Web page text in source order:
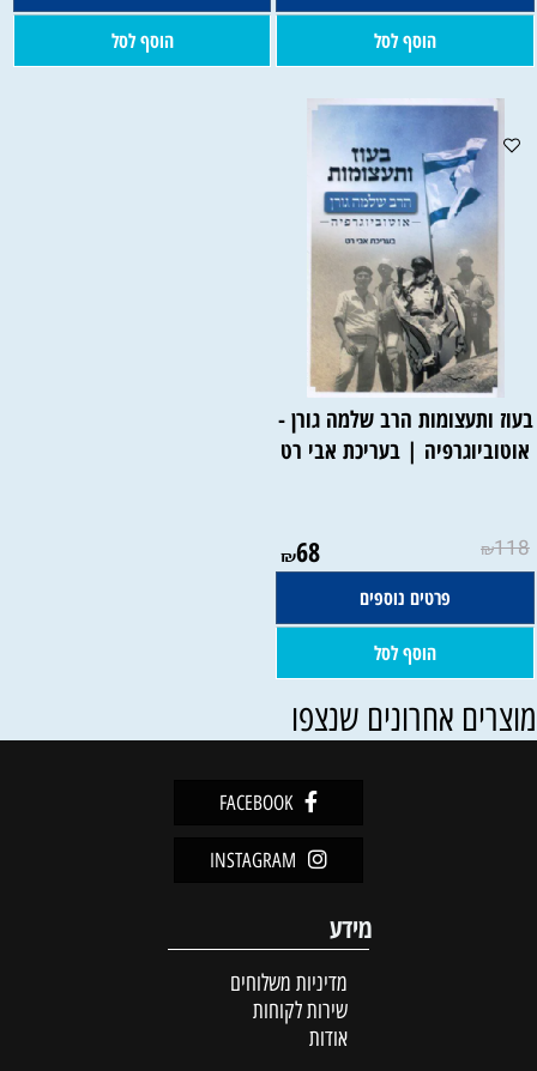
הוסף לסל הוסף לסל
בעוז ותעצומות הרב שלמה גורן -
אוטוביוגרפיה | בעריכת אבי רט
₪118
₪68
פרטים נוספים
הוסף לסל
אחרונים שנצפו
FACEBOOK
INSTAGRAM
מידע
מדיניות משלוחים
שירות לקוחות
אודות